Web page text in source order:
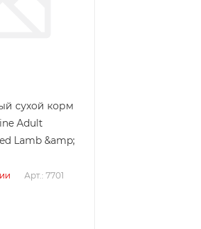
сухой корм
Adult
Lamb &amp;
Арт.: 7701